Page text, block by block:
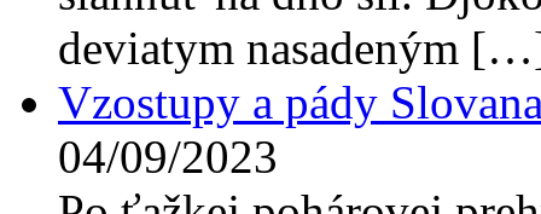
deviatym nasadeným
Vzostupy a pády
04/09/2023